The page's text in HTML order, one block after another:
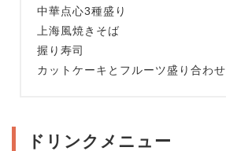
中華点心3種盛り
上海風焼きそば
握り寿司
カットケーキとフルーツ盛り合わせ
ドリンクメニュー